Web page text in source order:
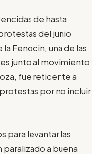
de hasta
del junio
Fenocin, una de las
junto al movimiento
fue reticente a
por no incluir
para levantar las
a buena